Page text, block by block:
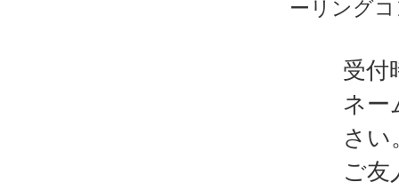
受付
ネー
さい
ご友